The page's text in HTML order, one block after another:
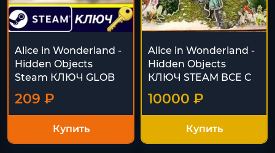
Alice in Wonderland -
Hidden Objects
Steam КЛЮЧ GLOB
209 ₽
Купить
Alice in Wonderland -
Hidden Objects
КЛЮЧ STEAM ВСЕ С
10000 ₽
Купить